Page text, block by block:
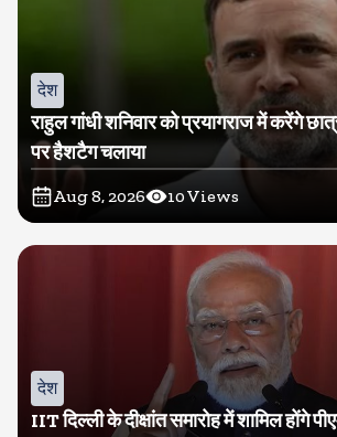
देश
राहुल गांधी शनिवार को प्रयागराज में करेंगे
पर हैशटैग चलाया
Aug 8, 2026 10Views
देश
IIT दिल्ली के दीक्षांत समारोह में शामिल होंगे